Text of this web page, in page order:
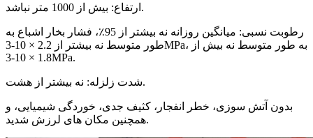
ارتفاع: بیش از 1000 متر نباشد.
رطوبت نسبی: میانگین روزانه نه بیشتر از 95٪، فشار بخار اشباع به
طور متوسط ​​نه بیشتر از 2.2 × 10-3MPa، به طور متوسط ​​نه بیش از
1.8 × 10-3MPa.
شدت زلزله: نه بیشتر از هشت.
بدون آتش سوزی، خطر انفجار، کثیف جدی، خوردگی شیمیایی، و
همچنین مکان های لرزش شدید.